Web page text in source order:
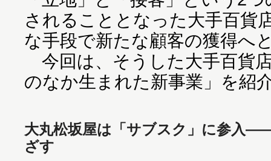
されることとなった大手百貨
な手段で新たな顧客の獲得へ
今回は、そうした大手百貨
のなか生まれた新事業」を紹
大丸松坂屋は「サブスク」に参入
ざす